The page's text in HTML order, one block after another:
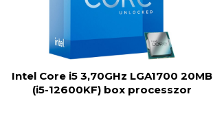
Intel Core i5 3,70GHz LGA1700 20MB
(i5-12600KF) box processzor